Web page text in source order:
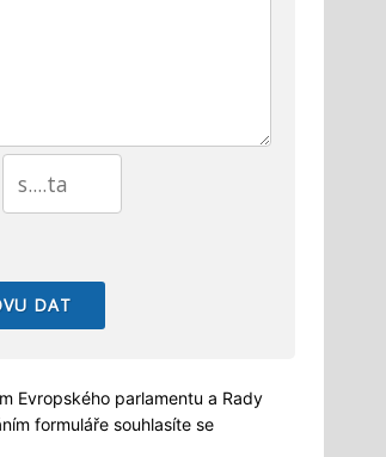
Evropského parlamentu a Rady
formuláře souhlasíte se